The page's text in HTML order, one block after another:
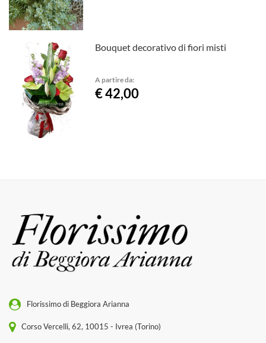
Bouquet decorativo di fiori misti
A partire da:
€ 42,00
Florissimo di Beggiora Arianna
Corso Vercelli, 62, 10015 - Ivrea (Torino)